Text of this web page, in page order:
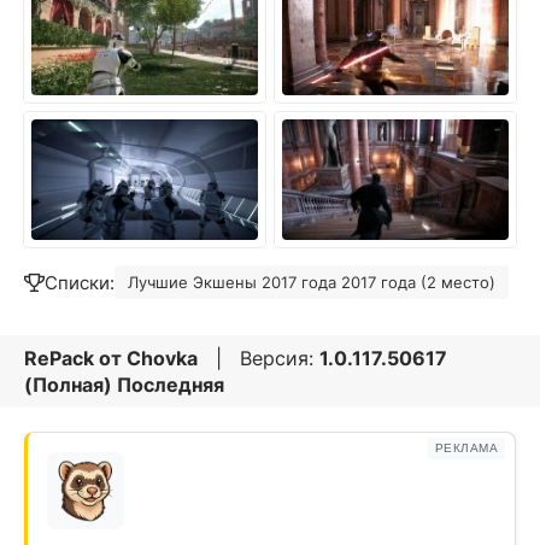
Списки: Лучшие Экшены 2017 года 2017 года (2 место)
RePack от Chovka | Версия: 1.0.117.50617
(Полная) Последняя
РЕКЛАМА